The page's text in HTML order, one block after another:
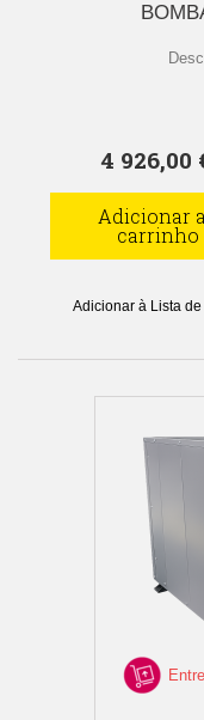
4 926,00
Adicionar
carrinho
Adicionar à Lista